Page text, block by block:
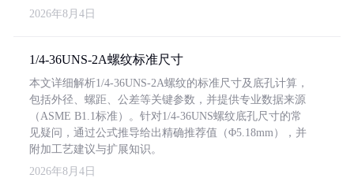
2026年8月4日
1/4-36UNS-2A螺纹标准尺寸
本文详细解析1/4-36UNS-2A螺纹的标准尺寸及底孔计算，
包括外径、螺距、公差等关键参数，并提供专业数据来源
（ASME B1.1标准）。针对1/4-36UNS螺纹底孔尺寸的常
见疑问，通过公式推导给出精确推荐值（Φ5.18mm），并
附加工艺建议与扩展知识。
2026年8月4日